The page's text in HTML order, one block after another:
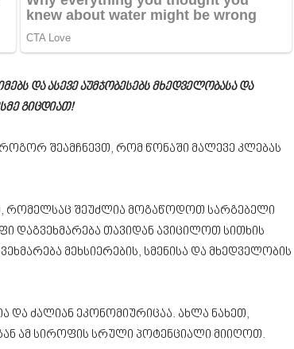
და ასევე აუმჯობესებს მხედველობასა და
გიცდიათ!
შეამჩნევთ, რომ წონაში მალევე კლებას
რომელსაც შეუძლია მოგაწოდოთ სარგებელი
დაგვეხმარება თავიდან ავიცილოთ სითხის
მეხსიერების, სმენისა და მხედველობის
და ძალიან ეკონომიურიცაა. ახლა ნახეთ,
ამ სიროფის სრული პოტენციალი მიიღოთ.